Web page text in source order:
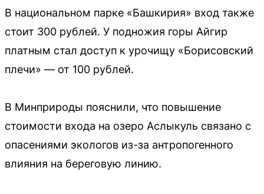
В национальном парке «Башкирия» вход также
стоит 300 рублей. У подножия горы Айгир
платным стал доступ к урочищу «Борисовский
плечи» — от 100 рублей.
В Минприроды пояснили, что повышение
стоимости входа на озеро Аслыкуль связано с
опасениями экологов из-за антропогенного
влияния на береговую линию.